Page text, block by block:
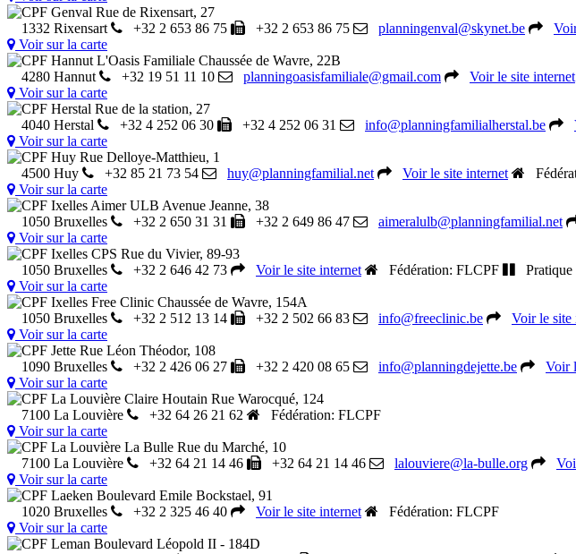
CPF Genval Rue de Rixensart, 27
1332 Rixensart
+32 2 653 86 75 +32 2 653 86 75 planningenval@skynet.be
Voir sur la carte
CPF Hannut L'Oasis Familiale Chaussée de Wavre, 22B
4280 Hannut
+32 19 51 11 10 planningoasisfamiliale@gmail.com Voir le site internet
Voir sur la carte
CPF Herstal Rue de la station, 27
4040 Herstal
+32 4 252 06 30 +32 4 252 06 31 info@planningfamilialherstal.be
Voir sur la carte
CPF Huy Rue Delloye-Matthieu, 1
4500 Huy
+32 85 21 73 54 huy@planningfamilial.net Voir le site internet
Voir sur la carte
CPF Ixelles Aimer ULB Avenue Jeanne, 38
1050 Bruxelles
+32 2 650 31 31 +32 2 649 86 47 aimeralulb@planningfamilial.net
Voir sur la carte
CPF Ixelles CPS Rue du Vivier, 89-93
1050 Bruxelles
+32 2 646 42 73 Voir le site internet Fédération: FLCPF
Voir sur la carte
CPF Ixelles Free Clinic Chaussée de Wavre, 154A
1050 Bruxelles
+32 2 512 13 14 +32 2 502 66 83 info@freeclinic.be Voir le site
Voir sur la carte
CPF Jette Rue Léon Théodor, 108
1090 Bruxelles
+32 2 426 06 27 +32 2 420 08 65 info@planningdejette.be Voir
Voir sur la carte
CPF La Louvière Claire Houtain Rue Warocqué, 124
7100 La Louvière
+32 64 26 21 62
Fédération: FLCPF
Voir sur la carte
CPF La Louvière La Bulle Rue du Marché, 10
7100 La Louvière
+32 64 21 14 46 +32 64 21 14 46 lalouviere@la-bulle.org
Voir sur la carte
CPF Laeken Boulevard Emile Bockstael, 91
1020 Bruxelles
+32 2 325 46 40 Voir le site internet
Fédération: FLCPF
Voir sur la carte
CPF Leman Boulevard Léopold II - 184D